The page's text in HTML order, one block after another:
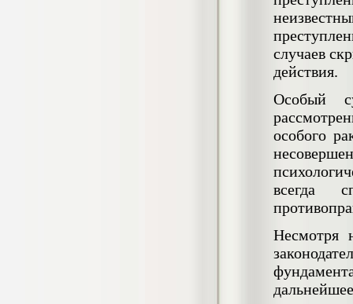
случаев
действия.
Особый
особого
всегда
Несмотря